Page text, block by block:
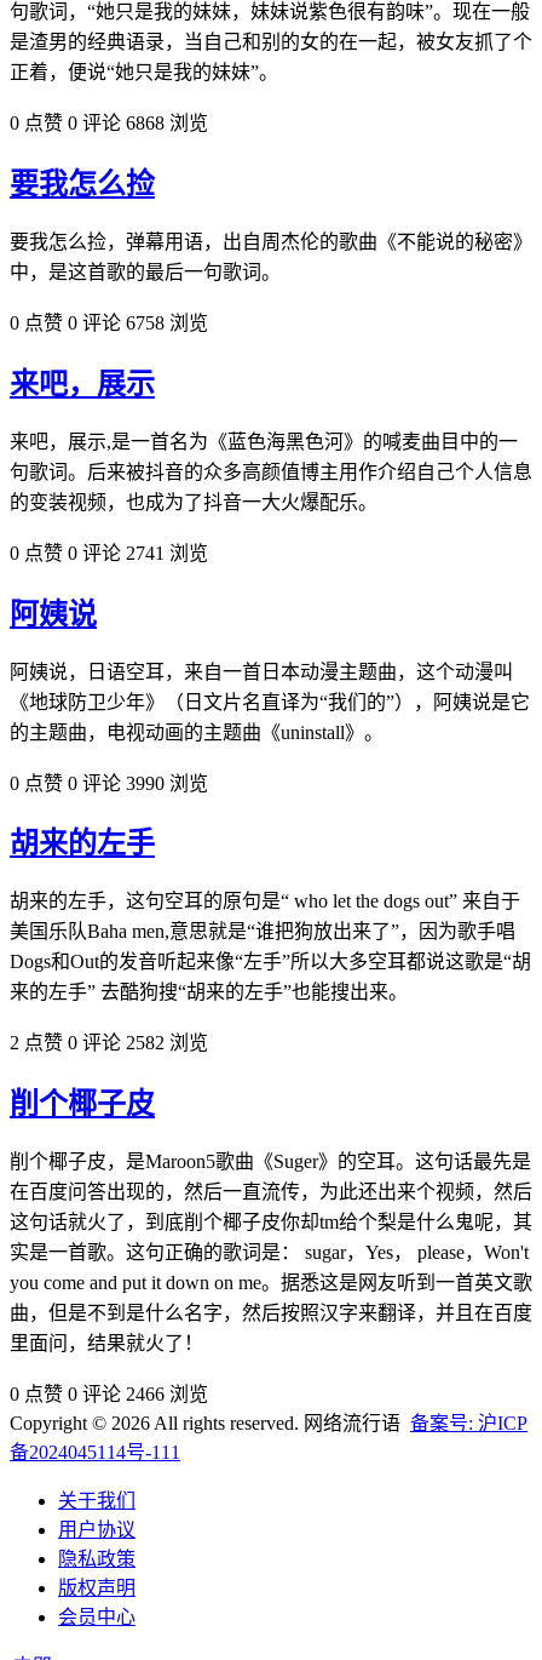
句歌词，“她只是我的妹妹，妹妹说紫色很有韵味”。现在一般
是渣男的经典语录，当自己和别的女的在一起，被女友抓了个
正着，便说“她只是我的妹妹”。
0 点赞 0 评论 6868 浏览
要我怎么捡
要我怎么捡，弹幕用语，出自周杰伦的歌曲《不能说的秘密》
中，是这首歌的最后一句歌词。
0 点赞 0 评论 6758 浏览
来吧，展示
来吧，展示,是一首名为《蓝色海黑色河》的喊麦曲目中的一
句歌词。后来被抖音的众多高颜值博主用作介绍自己个人信息
的变装视频，也成为了抖音一大火爆配乐。
0 点赞 0 评论 2741 浏览
阿姨说
阿姨说，日语空耳，来自一首日本动漫主题曲，这个动漫叫
《地球防卫少年》（日文片名直译为“我们的”），阿姨说是它
的主题曲，电视动画的主题曲《uninstall》。
0 点赞 0 评论 3990 浏览
胡来的左手
胡来的左手，这句空耳的原句是“ who let the dogs out” 来自于
美国乐队Baha men,意思就是“谁把狗放出来了”，因为歌手唱
Dogs和Out的发音听起来像“左手”所以大多空耳都说这歌是“胡
来的左手” 去酷狗搜“胡来的左手”也能搜出来。
2 点赞 0 评论 2582 浏览
削个椰子皮
削个椰子皮，是Maroon5歌曲《Suger》的空耳。这句话最先是
在百度问答出现的，然后一直流传，为此还出来个视频，然后
这句话就火了，到底削个椰子皮你却tm给个梨是什么鬼呢，其
实是一首歌。这句正确的歌词是： sugar，Yes， please，Won't
you come and put it down on me。​据悉这是网友听到一首英文歌
曲，但是不到是什么名字，然后按照汉字来翻译，并且在百度
里面问，结果就火了！
0 点赞 0 评论 2466 浏览
Copyright © 2026 All rights reserved. 网络流行语 备案号: 沪ICP
备2024045114号-111
关于我们
用户协议
隐私政策
版权声明
会员中心